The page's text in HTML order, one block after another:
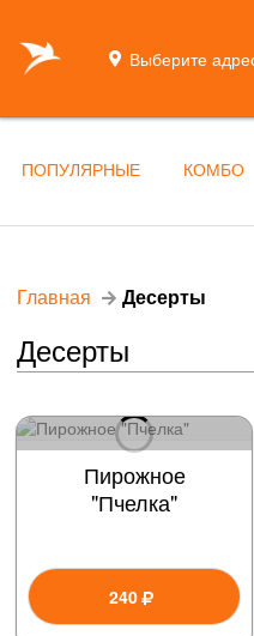
Выберите
ПОПУЛЯРНЫЕ КОМБО
Главная Десерты
Десерты
Пирожное
"Пчелка"
240